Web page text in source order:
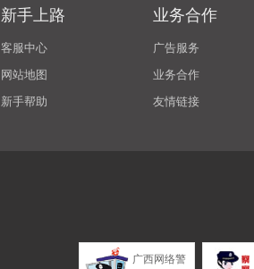
新手上路
客服中心
网站地图
新手帮助
业务合作
广告服务
业务合作
友情链接
广西网络警